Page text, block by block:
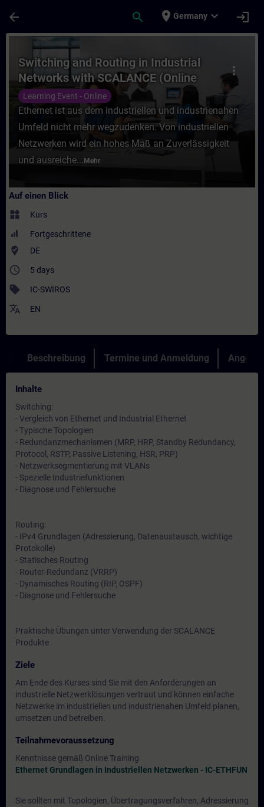
arrow_back search place Germany expand_more login
Kurs - Switching and Routing in
more_vert
Switching and Routing in Industrial
Networks with SCALANCE (Online
Training)
Learning Event - Online
Ethernet ist aus dem industriellen und industrienahen
Umfeld nicht mehr wegzudenken. Von industriellen
Netzwerken wird ein hohes Maß an Zuverlässigkeit
und ausreiche... Mehr
Auf einen Blick
widgets Kurs
Fortgeschrittene
where_to_vote DE
access_time 5 days
sell IC-SWIROS
translate EN
Beschreibung Termine und Anmeldung Angebot
Inhalte
Switching:
- Vergleich von Ethernet und Industrial Ethernet
- Typische Topologien
- Redundanzmechanismen (MRP, HRP, Standby Redundancy,
Protocol, RSTP, Passive Listening, HSR, PRP)
- Netzwerksegmentierung mit VLANs
- Spezielle Industriefunktionen
- Diagnose und Fehlersuche
Routing:
- IPv4 Grundlagen (Adressierung, Datenaustausch, wichtige
Protokolle)
- Statisches Routing
- Router-Redundanz (VRRP)
- Dynamisches Routing (RIP, OSPF)
- Diagnose und Fehlersuche
Praktische Übungen unter Verwendung der SCALANCE
Produkte
Ziele
Am Ende des Kurses sind Sie mit den Anforderungen an
industrielle Netzwerklösungen vertraut und können einfache
Netzwerke im industriellen und industrienahen Umfeld planen,
umsetzen und betreiben.
Teilnahmevoraussetzung
Kenntnisse gemäß Online Training
Ethernet Grundlagen in Industriellen Netzwerken - IC-ETHFUN
Sie sollten mit Topologien, Übertragungsverfahren, Adressierung